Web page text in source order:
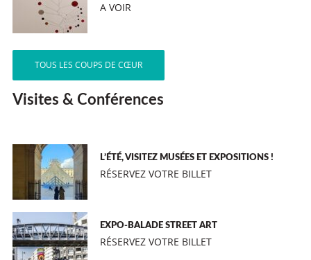
A VOIR
TOUS LES COUPS DE CŒUR
Visites & Conférences
L’ÉTÉ, VISITEZ MUSÉES ET EXPOSITIONS !
RÉSERVEZ VOTRE BILLET
EXPO-BALADE STREET ART
RÉSERVEZ VOTRE BILLET